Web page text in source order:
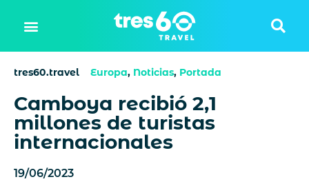
tres60.travel Europa, Noticias, Portada
Camboya recibió 2,1
millones de turistas
internacionales
19/06/2023